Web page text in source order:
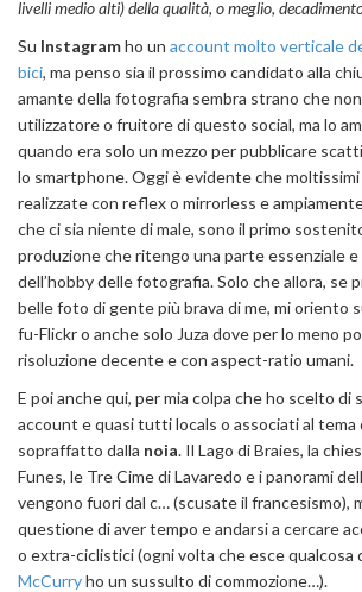
livelli medio alti) della qualità, o meglio,
Su Instagramho un account molto verticale
bici, ma penso sia il prossimo candidato alla
amante della fotografia sembra strano che
utilizzatore o fruitore di questo social, ma lo
quando era solo un mezzo per pubblicare
lo smartphone. Oggi è evidente che
realizzate con reflex o mirrorless e
che ci sia niente di male, sono il primo
produzione che ritengo una parte essenziale
dell’hobby delle fotografia. Solo che allora, se
belle foto di gente più brava di me, mi oriento
fu-Flickr o anche solo Juza dove per lo meno
risoluzione decente e con aspect-ratio umani.
E poi anche qui, per mia colpa che ho scelto di
account e quasi tutti locals o associati al tema
sopraffatto dalla noia. Il Lago di Braies, la
Funes, le Tre Cime di Lavaredo e i panorami
vengono fuori dal c… (scusate il francesismo),
questione di aver tempo e andarsi a cercare
o extra-ciclistici (ogni volta che esce qualcosa
McCurryho un sussulto di commozione…).